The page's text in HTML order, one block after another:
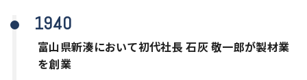
1940
富山県新湊において初代社長 石灰 敬一郎が製材業
を創業